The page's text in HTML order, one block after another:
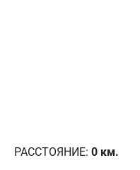
РАССТОЯНИЕ: 0 км.